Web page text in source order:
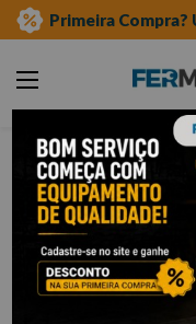
Primeira Compra?
discos serra mármore